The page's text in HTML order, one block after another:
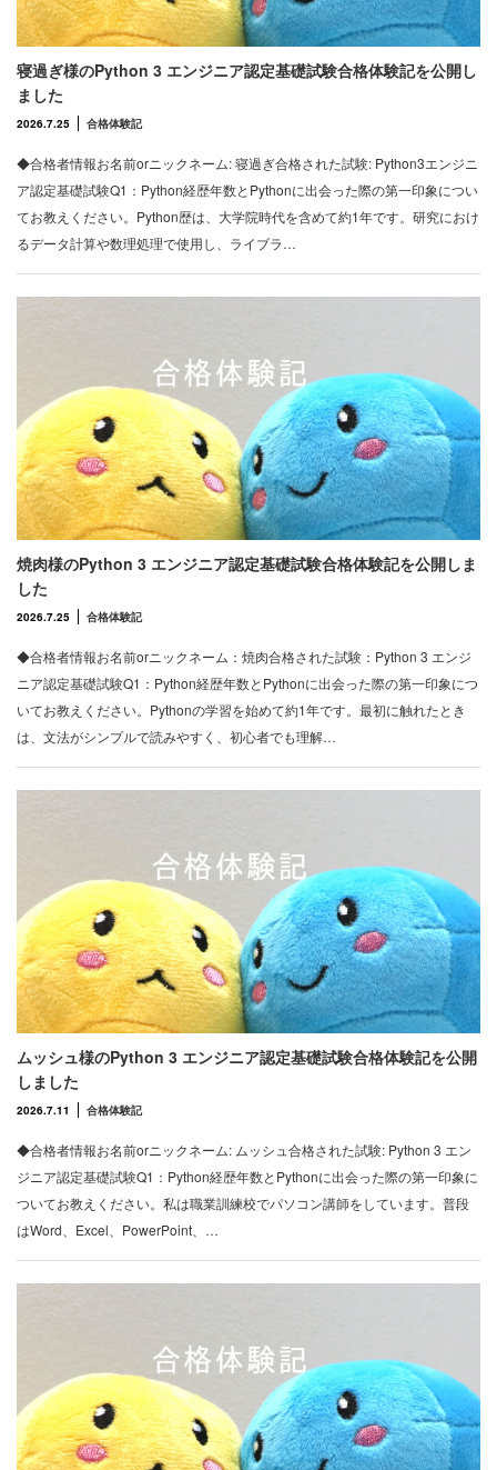
寝過ぎ様のPython 3 エンジニア認定基礎試験合格体験記を公開し
ました
2026.7.25 合格体験記
◆合格者情報お名前orニックネーム: 寝過ぎ合格された試験: Python3エンジニ
ア認定基礎試験Q1：Python経歴年数とPythonに出会った際の第一印象につい
てお教えください。Python歴は、大学院時代を含めて約1年です。研究におけ
るデータ計算や数理処理で使用し、ライブラ…
焼肉様のPython 3 エンジニア認定基礎試験合格体験記を公開しま
した
2026.7.25 合格体験記
◆合格者情報お名前orニックネーム：焼肉合格された試験：Python 3 エンジ
ニア認定基礎試験Q1：Python経歴年数とPythonに出会った際の第一印象につ
いてお教えください。Pythonの学習を始めて約1年です。最初に触れたとき
は、文法がシンプルで読みやすく、初心者でも理解…
ムッシュ様のPython 3 エンジニア認定基礎試験合格体験記を公開
しました
2026.7.11 合格体験記
◆合格者情報お名前orニックネーム: ムッシュ合格された試験: Python 3 エン
ジニア認定基礎試験Q1：Python経歴年数とPythonに出会った際の第一印象に
ついてお教えください。私は職業訓練校でパソコン講師をしています。普段
はWord、Excel、PowerPoint、…